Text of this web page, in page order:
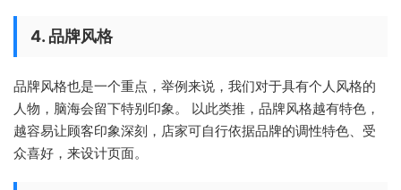
4. 品牌风格
品牌风格也是一个重点，举例来说，我们对于具有个人风格的
人物，脑海会留下特别印象。 以此类推，品牌风格越有特色，
越容易让顾客印象深刻，店家可自行依据品牌的调性特色、受
众喜好，来设计页面。